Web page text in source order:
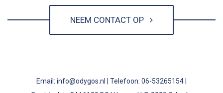
NEEM CONTACT OP
Email: info@odygos.nl | Telefoon: 06-53265154 |